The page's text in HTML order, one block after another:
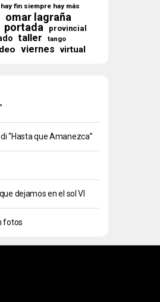
fin siempre hay más
omar lagraña
portada provincial
taller tango
viernes virtual
“Hasta que Amanezca”
dejamos en el sol VI
fotos